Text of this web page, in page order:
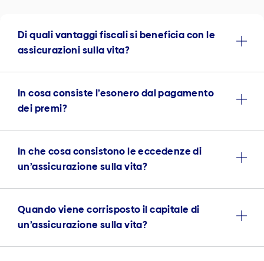
Di quali vantaggi fiscali si beneficia con le
assicurazioni sulla vita?
In cosa consiste l’esonero dal pagamento
dei premi?
In che cosa consistono le eccedenze di
un’assicurazione sulla vita?
Quando viene corrisposto il capitale di
un’assicurazione sulla vita?